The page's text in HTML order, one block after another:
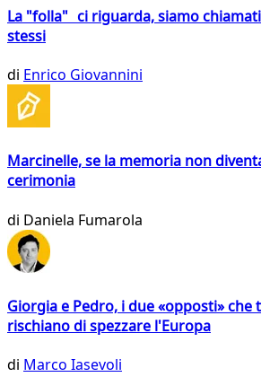
La "folla" ci riguarda, siamo
stessi
di Enrico Giovannini
Marcinelle, se la memoria non
cerimonia
di Daniela Fumarola
Giorgia e Pedro, i due «opposti» che
rischiano di spezzare l'Europa
di Marco Iasevoli